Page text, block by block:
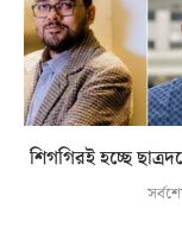
শিগগিরই হচ্ছে